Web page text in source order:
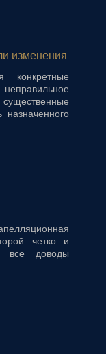
изменения
конкретные
четко и
все доводы